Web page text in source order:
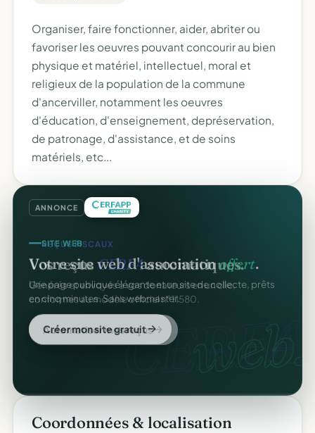
Organiser, faire fonctionner, aider, abriter ou
favoriser les oeuvres pouvant concourir au bien
physique et matériel, intellectuel, moral et
religieux de la population de la commune
d'ancerviller, notamment les oeuvres
d'éducation, d'enseignement, depréservation,
de patronage, d'assistance, et de soins
matériels, etc...
ANNONCE
REÇUS FISCAUX
Vos reçusCERFAautomatiques.
Générés et envoyés à vos donateurs en un clic,
conformes au modèle officiel n°11580.
Automatiser mes reçus web.
SITE WEB
Votre site web d'associationoffert.
Une page publique élégante et un site de collecte, prêts
en cinq minutes. Sans webmaster.
Créer mon site gratuit
Coordonnées & localisation